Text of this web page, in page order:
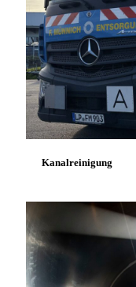
Kanalreinigung